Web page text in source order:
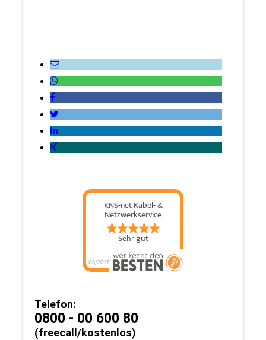
Telefon:
0800 - 00 600 80
(freecall/kostenlos)